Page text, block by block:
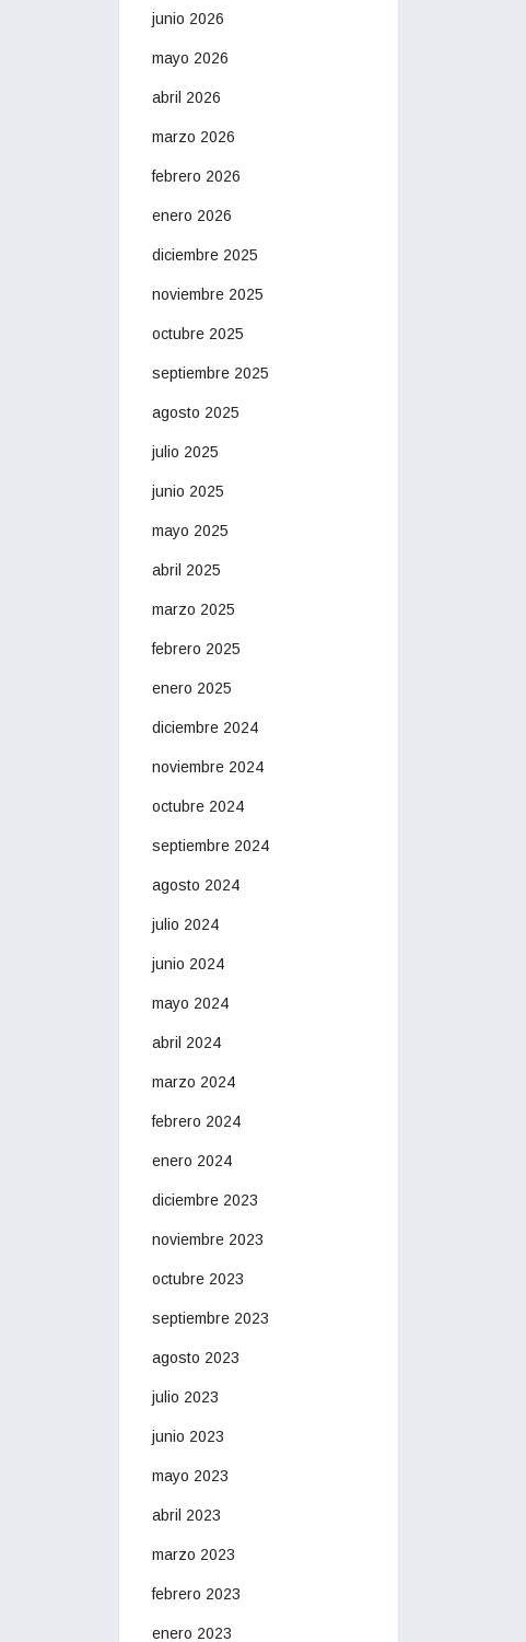
junio 2026
mayo 2026
abril 2026
marzo 2026
febrero 2026
enero 2026
diciembre 2025
noviembre 2025
octubre 2025
septiembre 2025
agosto 2025
julio 2025
junio 2025
mayo 2025
abril 2025
marzo 2025
febrero 2025
enero 2025
diciembre 2024
noviembre 2024
octubre 2024
septiembre 2024
agosto 2024
julio 2024
junio 2024
mayo 2024
abril 2024
marzo 2024
febrero 2024
enero 2024
diciembre 2023
noviembre 2023
octubre 2023
septiembre 2023
agosto 2023
julio 2023
junio 2023
mayo 2023
abril 2023
marzo 2023
febrero 2023
enero 2023